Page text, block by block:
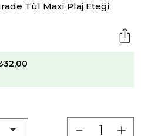
Tül Maxi Plaj Eteği